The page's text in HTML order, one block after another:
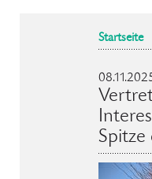
Startseite
Spitze